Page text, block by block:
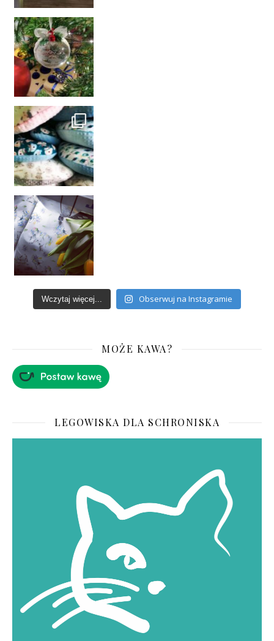
Wczytaj więcej... Obserwuj na Instagramie
MOŻE KAWA?
LEGOWISKA DLA SCHRONISKA